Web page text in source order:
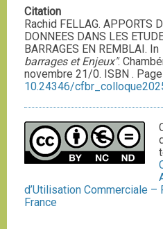
Citation
Rachid FELLAG. APPORTS
DONNEES DANS LES
BARRAGES EN REMBLAI. In
barrages et Enjeux".
novembre 21/0. ISBN .
10.24346/
d’Utilisation Commerciale
France